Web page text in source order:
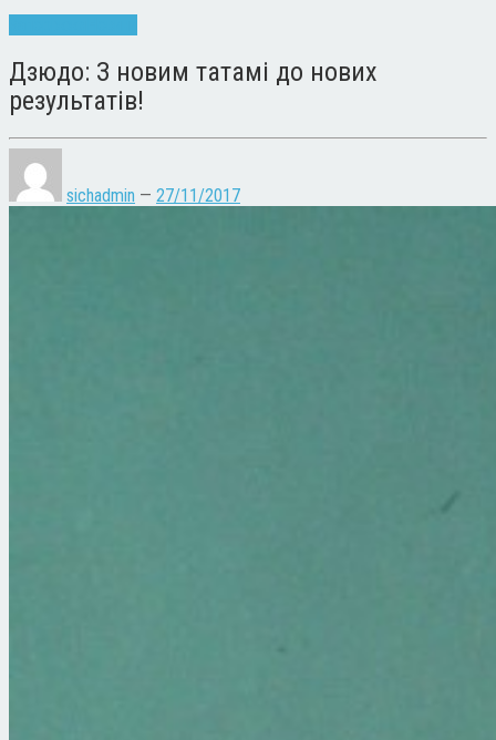
Дзюдо: З новим татамі до нових
результатів!
sichadmin — 27/11/2017